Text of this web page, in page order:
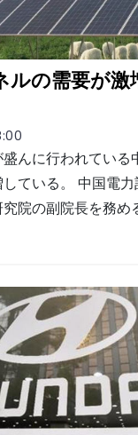
ルの需要が激
んに行われている
ている。 中国電
院の副院長を務め